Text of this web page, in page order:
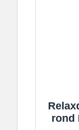
rond